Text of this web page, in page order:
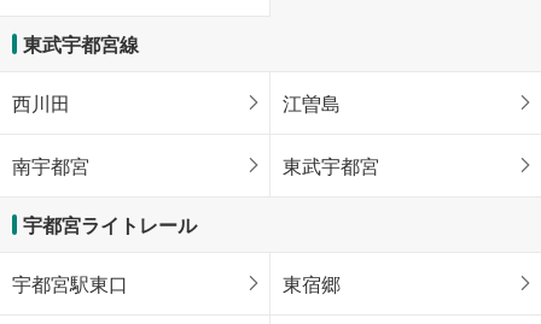
東武宇都宮線
西川田 江曽島
南宇都宮 東武宇都宮
宇都宮ライトレール
宇都宮駅東口 東宿郷